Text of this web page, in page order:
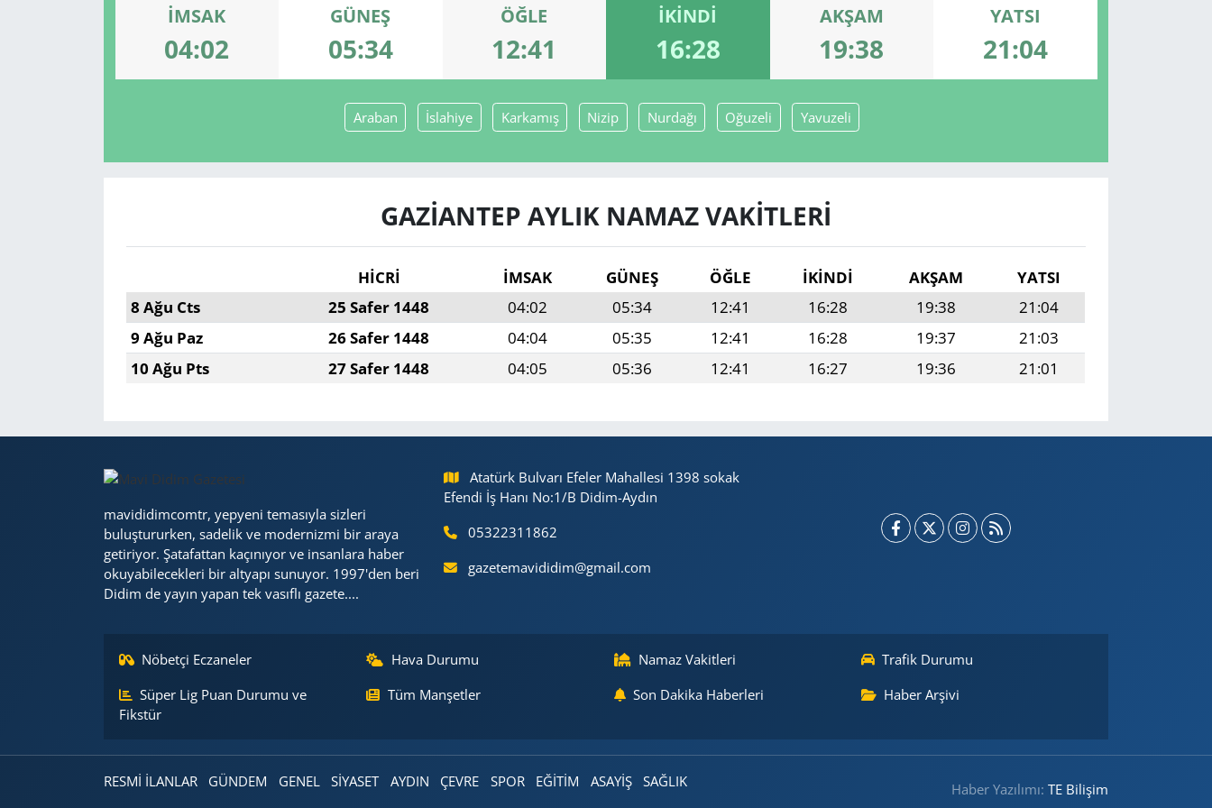
İMSAK
04:02
GÜNEŞ
05:34
ÖĞLE
12:41
İKINDI
16:28
AKŞAM
19:38
YATSI
21:04
Araban İslahiye Karkamış Nizip Nurdağı Oğuzeli Yavuzeli
GAZIANTEP AYLIK NAMAZ VAKITLERI
HİCRİ İMSAK GÜNEŞ ÖĞLE İKINDI AKŞAM
YATSI
8 Ağu Cts
25 Safer 1448 04:02 05:34 12:41 16:28 19:38
21:04
9 Ağu Paz
26 Safer 1448 04:04 05:35 12:41 16:28 19:37
21:03
10 Ağu Pts
27 Safer 1448 04:05 05:36 12:41 16:27 19:36 21:01
mavididimcomtr, yepyeni temasıyla sizleri
buluştururken, sadelik ve modernizmi bir araya
getiriyor. Şatafattan kaçınıyor ve insanlara haber
okuyabilecekleri bir altyapı sunuyor. 1997'den beri
Didim de yayın yapan tek vasıflı gazete....
Atatürk Bulvarı Efeler Mahallesi 1398 sokak
Efendi İş Hanı No:1/B Didim-Aydın
05322311862
gazetemavididim@gmail.com
Nöbetçi Eczaneler Hava Durumu Namaz Vakitleri
Trafik Durumu
Süper Lig Puan Durumu ve
Fikstür
Tüm Manşetler Son Dakika Haberleri Haber Arşivi
RESMİ İLANLAR GÜNDEM GENEL SİYASET AYDIN ÇEVRE SPOR EĞİTİM ASAYİŞ SAĞLIK Haber Yazılımı:TE Bilişim
HABERDE İNSAN